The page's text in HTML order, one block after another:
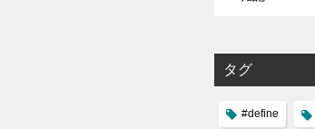
タグ
#define